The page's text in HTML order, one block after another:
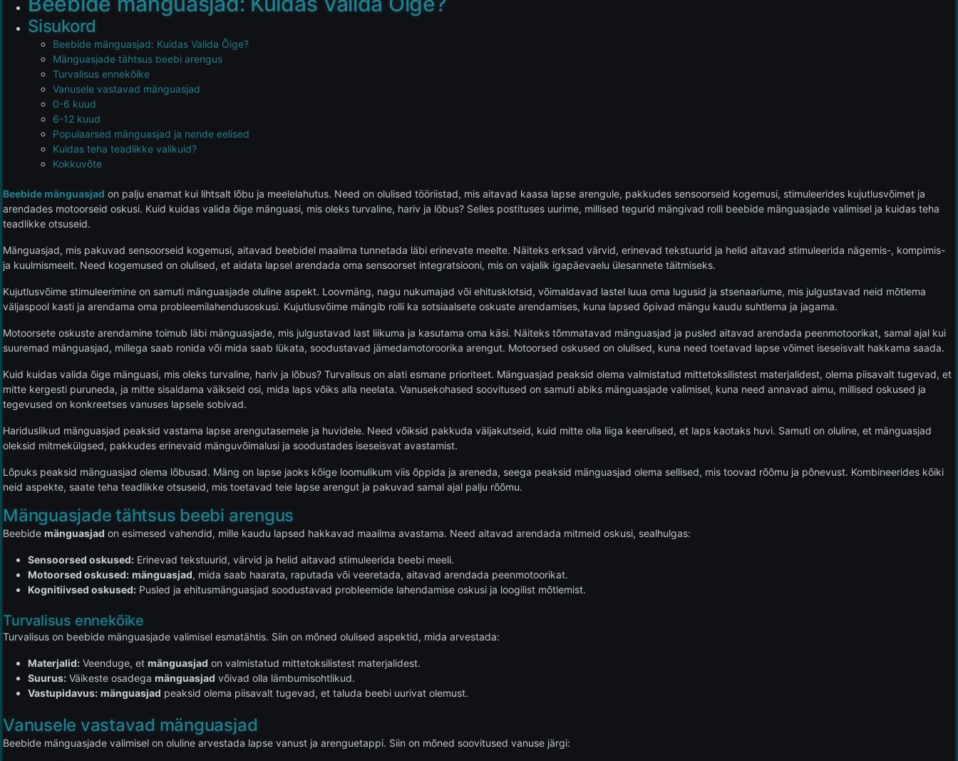
Sisukord
Beebide mänguasjad: Kuidas Valida Õige?
Mänguasjade tähtsus beebi arengus
Turvalisus ennekõike
Vanusele vastavad mänguasjad
0-6 kuud
6-12 kuud
Populaarsed mänguasjad ja nende eelised
Kuidas teha teadlikke valikuid?
Kokkuvõte
Beebide mänguasjad on palju enamat kui lihtsalt lõbu ja meelelahutus. Need on olulised tööriistad, mis aitavad kaasa lapse arengule, pakkudes sensoorseid kogemusi, stimuleerides kujutlusvõimet ja
arendades motoorseid oskusi. Kuid kuidas valida õige mänguasi, mis oleks turvaline, hariv ja lõbus? Selles postituses uurime, millised tegurid mängivad rolli beebide mänguasjade valimisel ja kuidas teha
teadlikke otsuseid.
Mänguasjad, mis pakuvad sensoorseid kogemusi, aitavad beebidel maailma tunnetada läbi erinevate meelte. Näiteks erksad värvid, erinevad tekstuurid ja helid aitavad stimuleerida nägemis-, kompimis-
ja kuulmismeelt. Need kogemused on olulised, et aidata lapsel arendada oma sensoorset integratsiooni, mis on vajalik igapäevaelu ülesannete täitmiseks.
Kujutlusvõime stimuleerimine on samuti mänguasjade oluline aspekt. Loovmäng, nagu nukumajad või ehitusklotsid, võimaldavad lastel luua oma lugusid ja stsenaariume, mis julgustavad neid mõtlema
väljaspool kasti ja arendama oma probleemilahendusoskusi. Kujutlusvõime mängib rolli ka sotsiaalsete oskuste arendamises, kuna lapsed õpivad mängu kaudu suhtlema ja jagama.
Motoorsete oskuste arendamine toimub läbi mänguasjade, mis julgustavad last liikuma ja kasutama oma käsi. Näiteks tõmmatavad mänguasjad ja pusled aitavad arendada peenmotoorikat, samal ajal kui
suuremad mänguasjad, millega saab ronida või mida saab lükata, soodustavad jämedamotoroorika arengut. Motoorsed oskused on olulised, kuna need toetavad lapse võimet iseseisvalt hakkama saada.
Kuid kuidas valida õige mänguasi, mis oleks turvaline, hariv ja lõbus? Turvalisus on alati esmane prioriteet. Mänguasjad peaksid olema valmistatud mittetoksilistest materjalidest, olema piisavalt tugevad, et
mitte kergesti puruneda, ja mitte sisaldama väikseid osi, mida laps võiks alla neelata. Vanusekohased soovitused on samuti abiks mänguasjade valimisel, kuna need annavad aimu, millised oskused ja
tegevused on konkreetses vanuses lapsele sobivad.
Hariduslikud mänguasjad peaksid vastama lapse arengutasemele ja huvidele. Need võiksid pakkuda väljakutseid, kuid mitte olla liiga keerulised, et laps kaotaks huvi. Samuti on oluline, et mänguasjad
oleksid mitmekülgsed, pakkudes erinevaid mänguvõimalusi ja soodustades iseseisvat avastamist.
Lõpuks peaksid mänguasjad olema lõbusad. Mäng on lapse jaoks kõige loomulikum viis õppida ja areneda, seega peaksid mänguasjad olema sellised, mis toovad rõõmu ja põnevust. Kombineerides kõiki
neid aspekte, saate teha teadlikke otsuseid, mis toetavad teie lapse arengut ja pakuvad samal ajal palju rõõmu.
Mänguasjade tähtsus beebi arengus
Beebide mänguasjad on esimesed vahendid, mille kaudu lapsed hakkavad maailma avastama. Need aitavad arendada mitmeid oskusi, sealhulgas:
Sensoorsed oskused: Erinevad tekstuurid, värvid ja helid aitavad stimuleerida beebi meeli.
Motoorsed oskused: mänguasjad, mida saab haarata, raputada või veeretada, aitavad arendada peenmotoorikat.
Kognitiivsed oskused: Pusled ja ehitusmänguasjad soodustavad probleemide lahendamise oskusi ja loogilist mõtlemist.
Turvalisus ennekõike
Turvalisus on beebide mänguasjade valimisel esmatähtis. Siin on mõned olulised aspektid, mida arvestada:
Materjalid: Veenduge, et mänguasjad on valmistatud mittetoksilistest materjalidest.
Suurus: Väikeste osadega mänguasjad võivad olla lämbumisohtlikud.
Vastupidavus: mänguasjad peaksid olema piisavalt tugevad, et taluda beebi uurivat olemust.
Vanusele vastavad mänguasjad
Beebide mänguasjade valimisel on oluline arvestada lapse vanust ja arenguetappi. Siin on mõned soovitused vanuse järgi: